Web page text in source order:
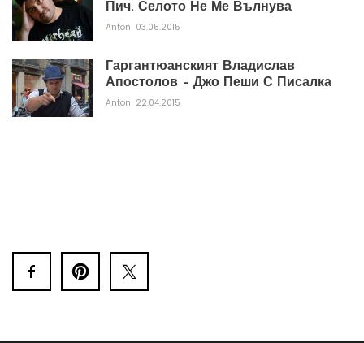
Пич. Селото Не Ме Вълнува
Anton 03.05.2015
Гаргантюанският Владислав
Апостолов – Джо Пеши С Писалка
Anton 22.04.2015